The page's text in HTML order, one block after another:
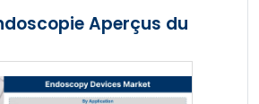
Aperçus du